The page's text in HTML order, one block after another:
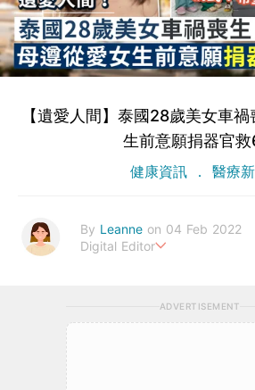
【遺愛人間】泰國28歲美女車
生前意願捐器官救
健康資訊 醫療
By Leanne on 04 Feb 2022
Digital Editor
ADVERTISEMENT